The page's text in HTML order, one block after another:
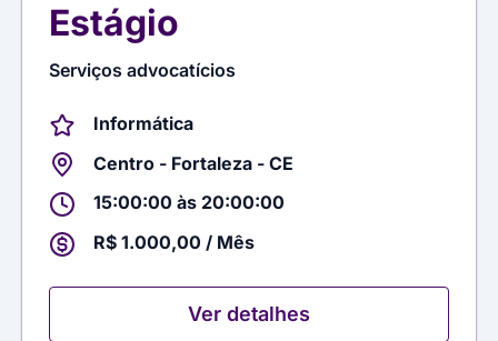
Estágio
Serviços advocatícios
Informática
Centro - Fortaleza - CE
15:00:00 às 20:00:00
R$ 1.000,00 / Mês
Ver detalhes